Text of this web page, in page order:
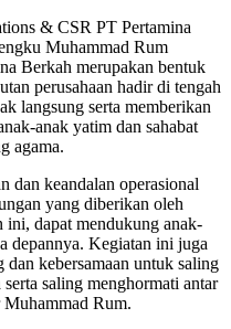
& CSR PT Pertamina
Muhammad Rum
Berkah merupakan bentuk
perusahaan hadir di tengah
langsung serta memberikan
anak yatim dan sahabat
agama.
dan keandalan operasional
yang diberikan oleh
ini, dapat mendukung anak-
depannya. Kegiatan ini juga
dan kebersamaan untuk saling
saling menghormati antar
Muhammad Rum.